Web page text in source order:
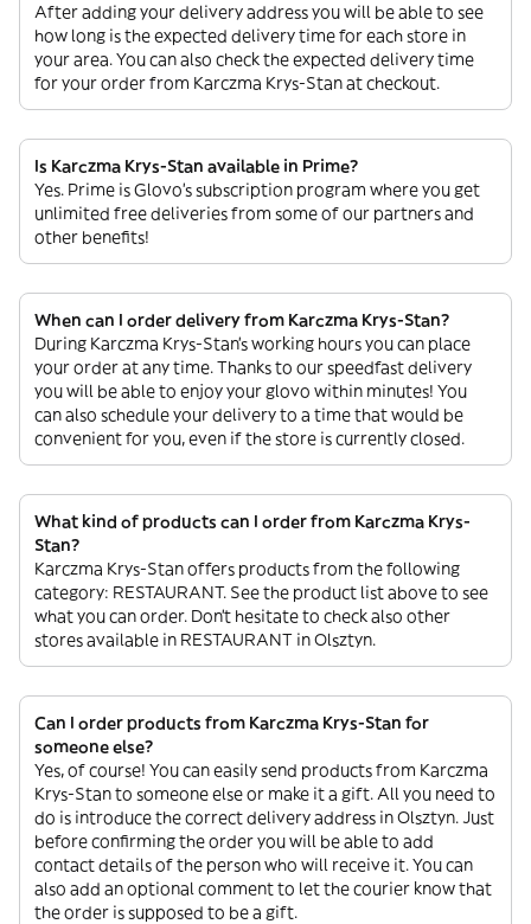
After adding your delivery address you will be able to see
how long is the expected delivery time for each store in
your area. You can also check the expected delivery time
for your order from Karczma Krys-Stan at checkout.
Is Karczma Krys-Stan available in Prime?
Yes. Prime is Glovo’s subscription program where you get
unlimited free deliveries from some of our partners and
other benefits!
When can I order delivery from Karczma Krys-Stan?
During Karczma Krys-Stan’s working hours you can place
your order at any time. Thanks to our speedfast delivery
you will be able to enjoy your glovo within minutes! You
can also schedule your delivery to a time that would be
convenient for you, even if the store is currently closed.
What kind of products can I order from Karczma Krys-
Stan?
Karczma Krys-Stan offers products from the following
category: RESTAURANT. See the product list above to see
what you can order. Don’t hesitate to check also other
stores available in RESTAURANT in Olsztyn.
Can I order products from Karczma Krys-Stan for
someone else?
Yes, of course! You can easily send products from Karczma
Krys-Stan to someone else or make it a gift. All you need to
do is introduce the correct delivery address in Olsztyn. Just
before confirming the order you will be able to add
contact details of the person who will receive it. You can
also add an optional comment to let the courier know that
the order is supposed to be a gift.